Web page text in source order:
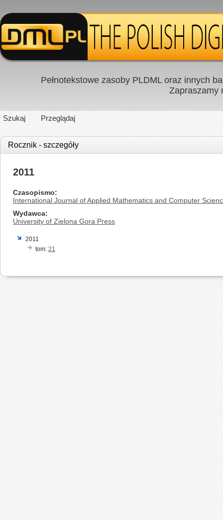
Pełnotekstowe zasoby PLDML oraz innych
Zapraszamy
Szukaj Przeglądaj
Rocznik - szczegóły
2011
Czasopismo
International Journal of Applied Mathematics and Computer
Wydawca
University of Zielona Gora Press
2011
tom: 21